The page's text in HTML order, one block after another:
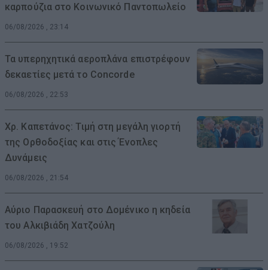
καρπούζια στο Κοινωνικό Παντοπωλείο
06/08/2026 , 23:14
Τα υπερηχητικά αεροπλάνα επιστρέφουν
δεκαετίες μετά το Concorde
06/08/2026 , 22:53
Χρ. Καπετάνος: Τιμή στη μεγάλη γιορτή
της Ορθοδοξίας και στις Ένοπλες
Δυνάμεις
06/08/2026 , 21:54
Αύριο Παρασκευή στο Δομένικο η κηδεία
του Αλκιβιάδη Χατζούλη
06/08/2026 , 19:52